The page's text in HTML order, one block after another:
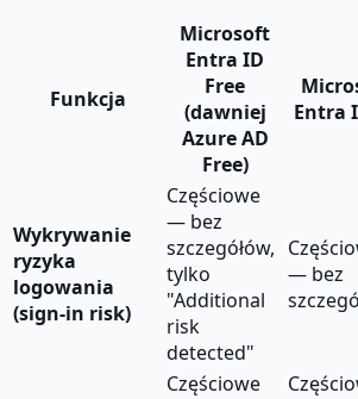
Funkcja
Microsoft
Entra ID
Free
(dawniej
Azure AD
Free)
Entra
Wykrywanie
ryzyka
logowania
(sign-in risk)
Częściowe
— bez
szczegółów,
tylko
"Additional
risk
detected"
— bez
Częściowe